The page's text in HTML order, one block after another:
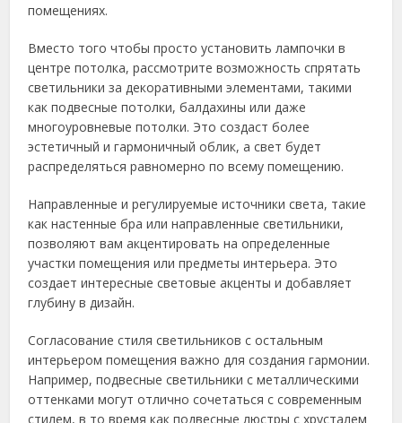
помещениях.
Вместо того чтобы просто установить лампочки в
центре потолка, рассмотрите возможность спрятать
светильники за декоративными элементами, такими
как подвесные потолки, балдахины или даже
многоуровневые потолки. Это создаст более
эстетичный и гармоничный облик, а свет будет
распределяться равномерно по всему помещению.
Направленные и регулируемые источники света, такие
как настенные бра или направленные светильники,
позволяют вам акцентировать на определенные
участки помещения или предметы интерьера. Это
создает интересные световые акценты и добавляет
глубину в дизайн.
Согласование стиля светильников с остальным
интерьером помещения важно для создания гармонии.
Например, подвесные светильники с металлическими
оттенками могут отлично сочетаться с современным
стилем, в то время как подвесные люстры с хрусталем